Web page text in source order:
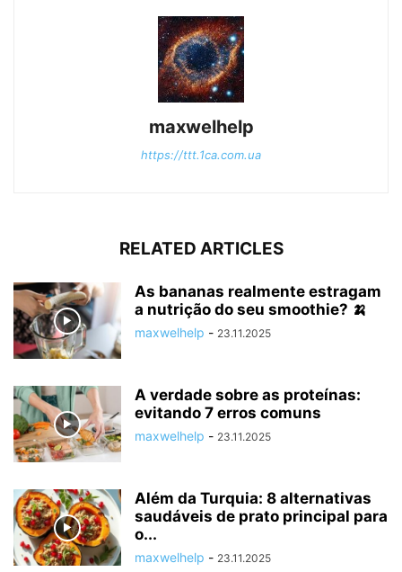
maxwelhelp
https://ttt.1ca.com.ua
RELATED ARTICLES
As bananas realmente estragam
a nutrição do seu smoothie? 🍌
maxwelhelp - 23.11.2025
A verdade sobre as proteínas:
evitando 7 erros comuns
maxwelhelp - 23.11.2025
Além da Turquia: 8 alternativas
saudáveis de prato principal para
o...
maxwelhelp - 23.11.2025